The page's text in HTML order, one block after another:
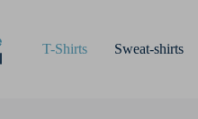
T-Shirts Sweat-shirts